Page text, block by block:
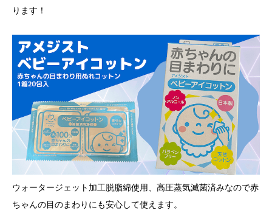
ります！
ウォータージェット加工脱脂綿使用、高圧蒸気滅菌済みなので赤
ちゃんの目のまわりにも安心して使えます。